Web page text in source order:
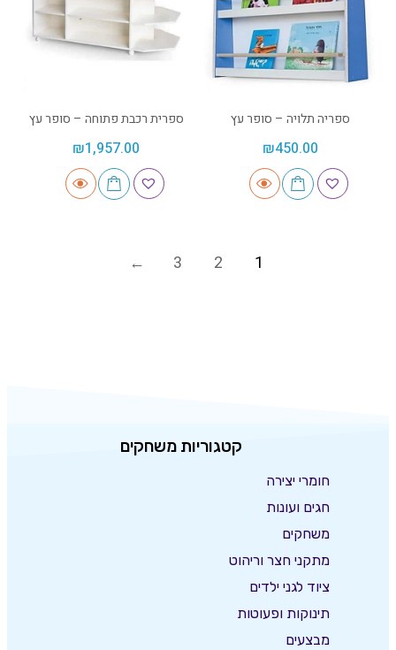
ספריה תלויה – סופר עץ
₪450.00
ספרית רכבת פתוחה – סופר עץ
₪1,957.00
1
2
3
קטגוריות משחקים
חומרי יצירה
חגים ועונות
משחקים
מתקני חצר וריהוט
ציוד לגני ילדים
תינוקות ופעוטות
מבצעים